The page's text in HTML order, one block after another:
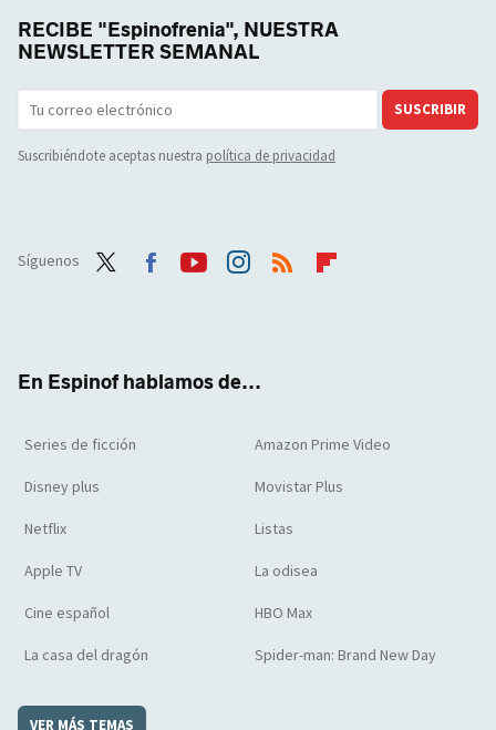
RECIBE "Espinofrenia", NUESTRA
NEWSLETTER SEMANAL
SUSCRIBIR
Suscribiéndote aceptas nuestra política de privacidad
Síguenos
En Espinof hablamos de...
Series de ficción Amazon Prime Video
Disney plus Movistar Plus
Netflix Listas
Apple TV La odisea
Cine español HBO Max
La casa del dragón Spider-man: Brand New Day
VER MÁS TEMAS